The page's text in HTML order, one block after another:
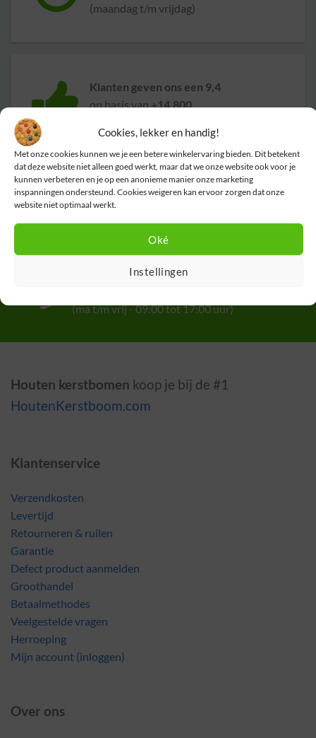
Cookies, lekker en handig!
Met onze cookies kunnen we je een betere winkelervaring bieden. Dit betekent
dat deze website niet alleen goed werkt, maar dat we onze website ook voor je
kunnen verbeteren en je op een anonieme manier onze marketing
inspanningen ondersteund. Cookies weigeren kan ervoor zorgen dat onze
website niet optimaal werkt.
Oké
Instellingen
(maandag t/m vrijdag)
Klanten geven ons een 9,4
op basis van +14.800
Hulp nodig? We helpen je graag.
(ma t/m vrij - 09:00 tot 17:00 uur)
Houten kerstbomen koop je bij de #1
HoutenKerstboom.com
Klantenservice
Verzendkosten
Levertijd
Retourneren & ruilen
Garantie
Defect product aanmelden
Groothandel
Betaalmethodes
Veelgestelde vragen
Herroeping
Mijn account (inloggen)
Over ons